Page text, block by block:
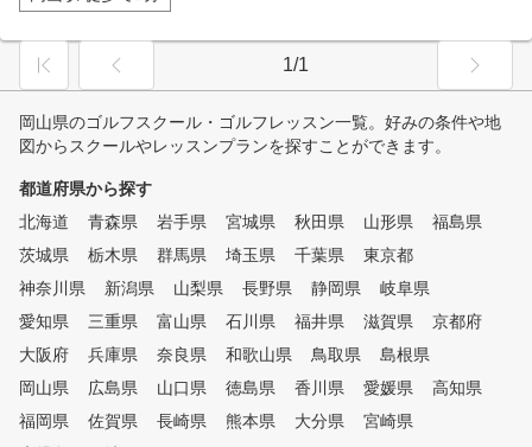
1/1
岡山県のゴルフスクール・ゴルフレッスン一覧。好みの条件や地
図からスクールやレッスンプランを探すことができます。
都道府県から探す
北海道
青森県 岩手県 宮城県 秋田県 山形県
福島県
茨城県
栃木県 群馬県 埼玉県 千葉県
東京都
神奈川県
新潟県 山梨県 長野県 静岡県
岐阜県
愛知県
三重県 富山県 石川県 福井県 滋賀県
京都府
大阪府
兵庫県 奈良県 和歌山県 鳥取県
島根県
岡山県
広島県 山口県 徳島県 香川県 愛媛県
高知県
福岡県
佐賀県 長崎県 熊本県 大分県
宮崎県